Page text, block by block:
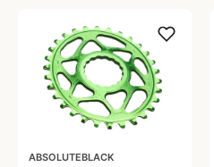
ABSOLUTEBLACK